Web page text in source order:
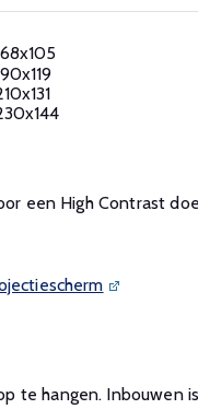
een High Contrast
te hangen. Inbouwen